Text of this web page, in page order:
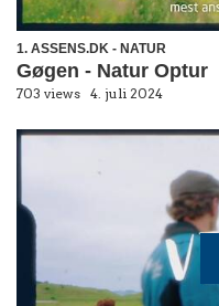
1. ASSENS.DK - NATUR
Gøgen - Natur Optur
703 views 4. juli 2024